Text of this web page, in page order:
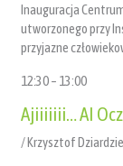
Inauguracja
utworzonego przy
przyjazne
12:30 – 13:00
Ajiiiiiii… AI
/ Krzysztof